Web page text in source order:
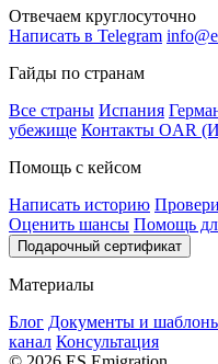
Отвечаем круглосуточно
Написать в Telegram
Гайды по странам
Все страны Испания
убежище Контакты OAR
Помощь с кейсом
Написать историю
Оценить шансы Помощь
Подарочный сертификат
Материалы
Блог Документы и
канал Консультация